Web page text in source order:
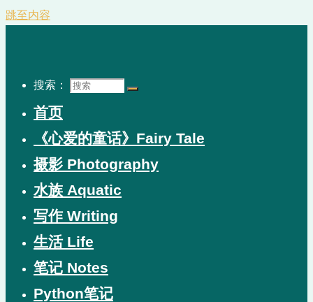
跳至内容
搜索：
首页
《心爱的童话》Fairy Tale
摄影 Photography
水族 Aquatic
写作 Writing
生活 Life
笔记 Notes
Python笔记